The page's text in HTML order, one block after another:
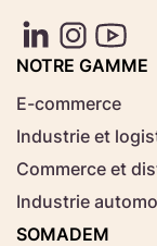
NOTRE GAMME
E-commerce
Industrie et
Commerce et
Industrie
SOMADEM